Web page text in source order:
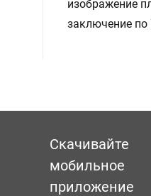
изображение
заключение
Скачивайте
мобильное
приложение